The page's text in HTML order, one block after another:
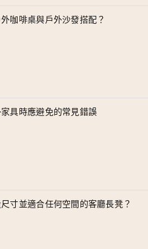
咖啡桌與戶外沙發搭配？
具時應避免的常見錯誤
寸並適合任何空間的客廳長凳？